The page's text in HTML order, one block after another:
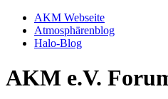
AKM Webseite
Atmosphärenblog
Halo-Blog
AKM e.V.